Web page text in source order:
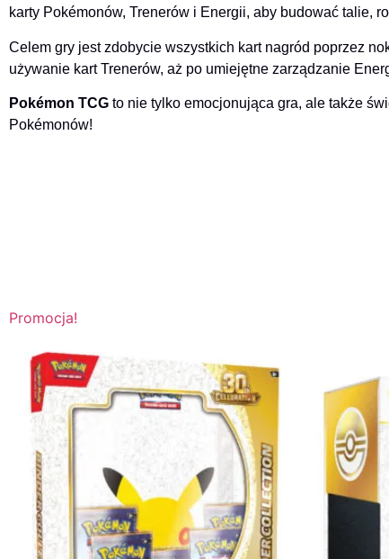
karty Pokémonów, Trenerów i Energii, aby budować talie,
Celem gry jest zdobycie wszystkich kart nagród poprzez
używanie kart Trenerów, aż po umiejętne zarządzanie
Pokémon TCG to nie tylko emocjonująca gra, ale także
Pokémonów!
Promocja!